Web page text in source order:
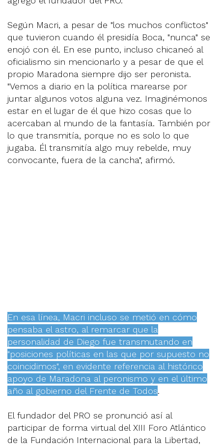
Según Macri, a pesar de "los muchos conflictos"
que tuvieron cuando él presidía Boca, "nunca" se
enojó con él. En ese punto, incluso chicaneó al
oficialismo sin mencionarlo y a pesar de que el
propio Maradona siempre dijo ser peronista.
"Vemos a diario en la política marearse por
juntar algunos votos alguna vez. Imaginémonos
estar en el lugar de él que hizo cosas que lo
acercaban al mundo de la fantasía. También por
lo que transmitía, porque no es solo lo que
jugaba. Él transmitía algo muy rebelde, muy
convocante, fuera de la cancha", afirmó.
En esa línea, Macri incluso se metió en cómo
pensaba el astro, al remarcar que la
personalidad de Diego fue transmutando en
"posiciones políticas en las que por supuesto no
coincidimos", en evidente referencia al histórico
apoyo de Maradona al peronismo y en el último
año al gobierno del Frente de Todos.
El fundador del PRO se pronunció así al
participar de forma virtual del XIII Foro Atlántico
de la Fundación Internacional para la Libertad,